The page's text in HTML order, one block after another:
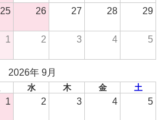
25 26 27 28 29
1 2 3 4 5
2026年 9月
水 木 金 土
1 2 3 4 5